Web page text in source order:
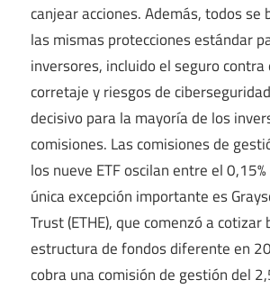
canjear acciones. Además, todos se
las mismas protecciones estándar
inversores, incluido el seguro contra
corretaje y riesgos de
decisivo para la mayoría de los
comisiones. Las comisiones de
los nueve ETF oscilan entre el
única excepción importante es
Trust (ETHE), que comenzó a cotizar
estructura de fondos diferente en
cobra una comisión de gestión del